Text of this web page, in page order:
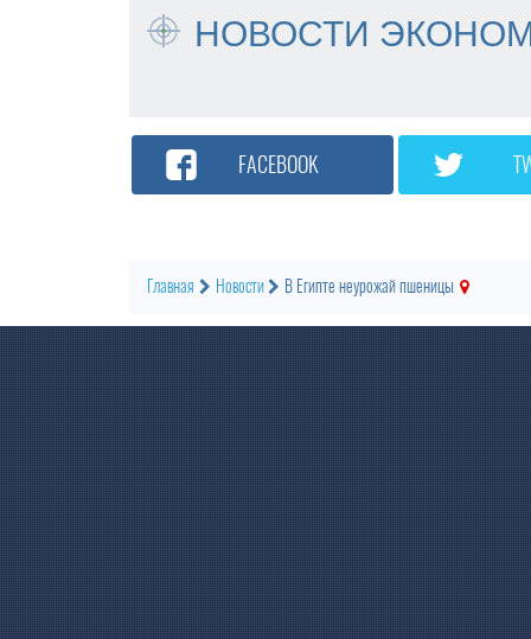
НОВОСТИ
FACEBOOK
Главная Новости В Египте неурожай пшеницы